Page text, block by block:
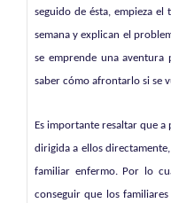
seguido de ésta, empieza el
semana y explican el
se emprende una
saber cómo afrontarlo si se
Es importante resaltar que a
dirigida a ellos
familiar enfermo. Por lo
conseguir que los